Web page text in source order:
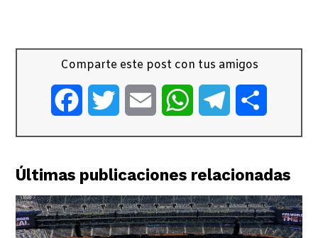
Comparte este post con tus amigos
FacebookTwitter Email WhatsAppTelegram
Últimas publicaciones relacionadas